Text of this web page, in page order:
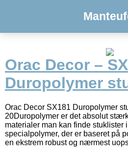
Orac Decor –
Duropolymer
Orac Decor SX181 Duropolymer
20Duropolymer er det absolut
materialer man kan finde stuklister
specialpolymer, der er baseret på
en ekstrem robust og nærmest